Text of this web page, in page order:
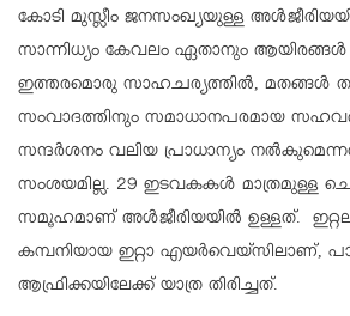
കോടി മുസ്ലീം ജനസംഖ്യയുള്ള
സാന്നിധ്യം കേവലം ഏതാനും ആയിരങ്ങള്‍
ഇത്തരമൊരു സാഹചര്യത്തില്‍, മതങ്ങള്‍
സംവാദത്തിനും സമാധാനപരമായ
സന്ദര്‍ശനം വലിയ പ്രാധാന്യം
സംശയമില്ല. 29 ഇടവകകള്‍ മാത്രമുള്ള
സമൂഹമാണ് അള്‍ജീരിയയില്‍ ഉള്ളത്.
കമ്പനിയായ ഇറ്റാ എയര്‍വെയ്സിലാണ്,
ആഫ്രിക്കയിലേക്ക് യാത്ര തിരിച്ചത്.